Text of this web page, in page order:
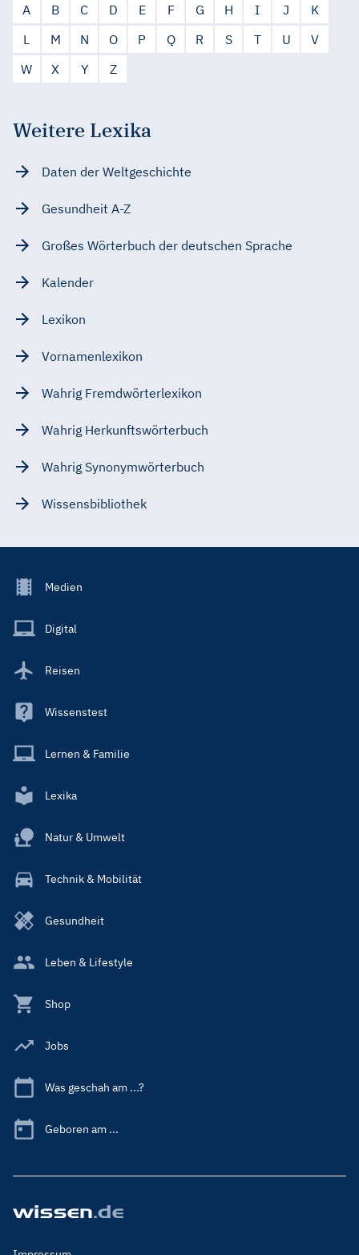
A B C D E F G H I J
K
L
M N O P Q R S T U
V
W
X Y Z
Weitere Lexika
Daten der Weltgeschichte
Gesundheit A-Z
Großes Wörterbuch der deutschen Sprache
Kalender
Lexikon
Vornamenlexikon
Wahrig Fremdwörterlexikon
Wahrig Herkunftswörterbuch
Wahrig Synonymwörterbuch
Wissensbibliothek
Footer
Main
Medien
Digital
Reisen
Wissenstest
Lernen & Familie
Lexika
Natur & Umwelt
Technik & Mobilität
Gesundheit
Leben & Lifestyle
Shop
Jobs
Was geschah am ...?
Geboren am ...